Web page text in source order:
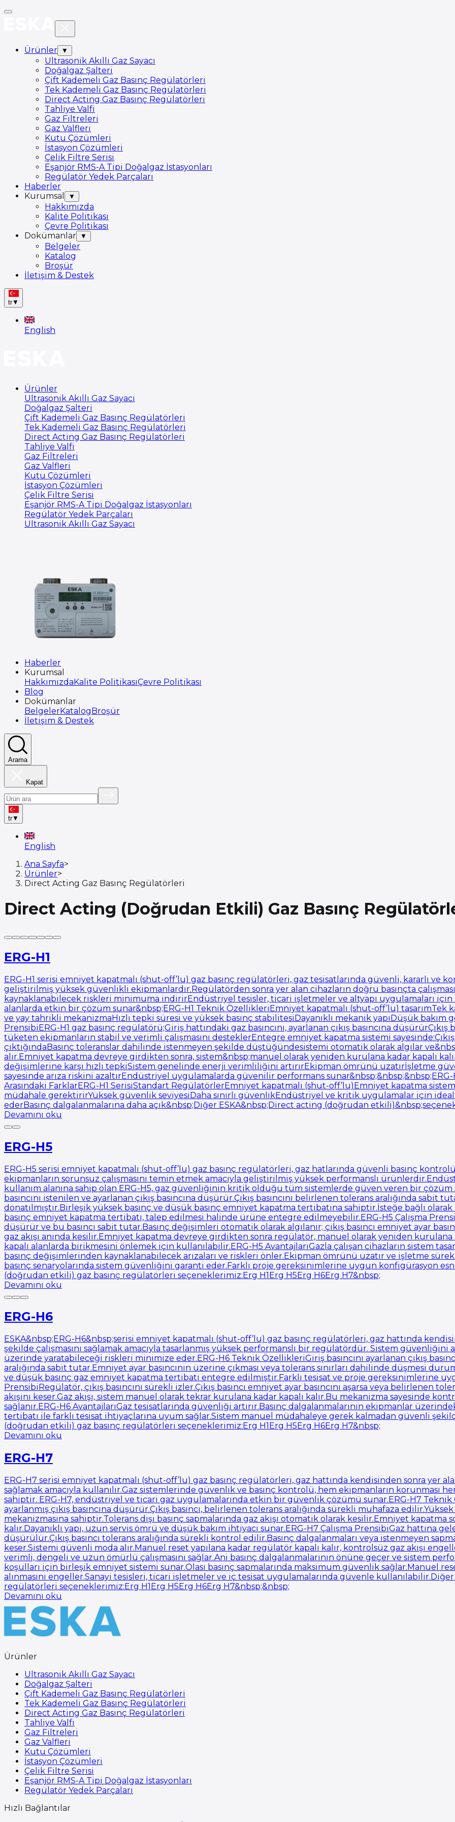
Ürünler ▼
Ultrasonik Akıllı Gaz Sayacı
Doğalgaz Şalteri
Çift Kademeli Gaz Basınç Regülatörleri
Tek Kademeli Gaz Basınç Regülatörleri
Direct Acting Gaz Basınç Regülatörleri
Tahliye Valfi
Gaz Filtreleri
Gaz Valfleri
Kutu Çözümleri
İstasyon Çözümleri
Çelik Filtre Serisi
Eşanjör RMS-A Tipi Doğalgaz İstasyonları
Regülatör Yedek Parçaları
Haberler
Kurumsal
▼
Hakkımızda
Kalite Politikası
Çevre Politikası
Dokümanlar
▼
Belgeler
Katalog
Broşür
İletişim & Destek
tr▼
English
Ürünler
Ultrasonik Akıllı Gaz Sayacı
Doğalgaz Şalteri
Çift Kademeli Gaz Basınç Regülatörleri
Tek Kademeli Gaz Basınç Regülatörleri
Direct Acting Gaz Basınç Regülatörleri
Tahliye Valfi
Gaz Filtreleri
Gaz Valfleri
Kutu Çözümleri
İstasyon Çözümleri
Çelik Filtre Serisi
Eşanjör RMS-A Tipi Doğalgaz İstasyonları
Regülatör Yedek Parçaları
Ultrasonik Akıllı Gaz Sayacı
Haberler
Kurumsal
HakkımızdaKalite PolitikasıÇevre Politikası
Blog
Dokümanlar
BelgelerKatalogBroşür
İletişim & Destek
Arama
Kapat
tr▼
English
Ana Sayfa>
Ürünler>
Direct Acting Gaz Basınç Regülatörleri
Direct Acting (Doğrudan Etkili) Gaz Basınç
ERG-H1
ERG-H1 serisi emniyet kapatmalı (shut-off’lu) gaz basınç regülatörleri, gaz tesisatlarında güvenli, kararlı ve
geliştirilmiş yüksek güvenlikli ekipmanlardır.Regülatörden sonra yer alan cihazların doğru basınçta
kaynaklanabilecek riskleri minimuma indirirEndüstriyel tesisler, ticari işletmeler ve altyapı uygulamaları
alanlarda etkin bir çözüm sunar&nbsp;ERG-H1 Teknik ÖzellikleriEmniyet kapatmalı (shut-off’lu) tasarımTek
ve yay tahrikli mekanizmaHızlı tepki süresi ve yüksek basınç stabilitesiDayanıklı mekanik yapıDüşük bakım
PrensibiERG-H1 gaz basınç regülatörü;Giriş hattındaki gaz basıncını, ayarlanan çıkış basıncına
tüketen ekipmanların stabil ve verimli çalışmasını desteklerEntegre emniyet kapatma sistemi
çıktığındaBasınç toleranslar dahilinde istenmeyen şekilde düştüğündesistemi otomatik olarak algılar
alır.Emniyet kapatma devreye girdikten sonra, sistem&nbsp;manuel olarak yeniden kurulana kadar kapalı
değişimlerine karşı hızlı tepkiSistem genelinde enerji verimliliğini artırırEkipman ömrünü uzatırİşletme
sayesinde arıza riskini azaltırEndüstriyel uygulamalarda güvenilir performans
Arasındaki FarklarERG-H1 SerisiStandart RegülatörlerEmniyet kapatmalı (shut-off’lu)Emniyet kapatma
müdahale gerektirirYüksek güvenlik seviyesiDaha sınırlı güvenlikEndüstriyel ve kritik uygulamalar için
ederBasınç dalgalanmalarına daha açık&nbsp;Diğer ESKA&nbsp;Direct acting (doğrudan
Devamını oku
ERG-H5
ERG-H5 serisi emniyet kapatmalı (shut-off’lu) gaz basınç regülatörleri, gaz hatlarında güvenli basınç
ekipmanların sorunsuz çalışmasını temin etmek amacıyla geliştirilmiş yüksek performanslı
kullanım alanına sahip olan ERG-H5, gaz güvenliğinin kritik olduğu tüm sistemlerde güven veren bir
basıncını istenilen ve ayarlanan çıkış basıncına düşürür.Çıkış basıncını belirlenen tolerans aralığında
donatılmıştır.Birleşik yüksek basınç ve düşük basınç emniyet kapatma tertibatına sahiptir.İsteğe bağlı
basınç emniyet kapatma tertibatı, talep edilmesi halinde ürüne entegre edilmeyebilir.ERG-H5 Çalışma
düşürür ve bu basıncı sabit tutar.Basınç değişimleri otomatik olarak algılanır; çıkış basıncı emniyet ayar
gaz akışı anında kesilir.Emniyet kapatma devreye girdikten sonra regülatör, manuel olarak yeniden kurulana
kapalı alanlarda birikmesini önlemek için kullanılabilir.ERG-H5 AvantajlarıGazla çalışan cihazların sistem
basınç değişimlerinden kaynaklanabilecek arızaları ve riskleri önler.Ekipman ömrünü uzatır ve işletme
basınç senaryolarında sistem güvenliğini garanti eder.Farklı proje gereksinimlerine uygun konfigürasyon
(doğrudan etkili) gaz basınç regülatörleri seçeneklerimiz:Erg H1Erg H5Erg H6Erg H7&nbsp;
Devamını oku
ERG-H6
ESKA&nbsp;ERG-H6&nbsp;serisi emniyet kapatmalı (shut-off’lu) gaz basınç regülatörleri, gaz hattında
şekilde çalışmasını sağlamak amacıyla tasarlanmış yüksek performanslı bir regülatördür. Sistem güvenliğini
üzerinde yaratabileceği riskleri minimize eder.ERG-H6 Teknik ÖzellikleriGiriş basıncını ayarlanan çıkış
aralığında sabit tutar.Emniyet ayar basıncının üzerine çıkması veya tolerans sınırları dahilinde düşmesi
ve düşük basınç gaz emniyet kapatma tertibatı entegre edilmiştir.Farklı tesisat ve proje gereksinimlerine
PrensibiRegülatör, çıkış basıncını sürekli izler.Çıkış basıncı emniyet ayar basıncını aşarsa veya belirlenen
akışını keser.Gaz akışı, sistem manuel olarak tekrar kurulana kadar kapalı kalır.Bu mekanizma sayesinde
sağlanır.ERG-H6 AvantajlarıGaz tesisatlarında güvenliği artırır.Basınç dalgalanmalarının ekipmanlar
tertibatı ile farklı tesisat ihtiyaçlarına uyum sağlar.Sistem manuel müdahaleye gerek kalmadan güvenli
(doğrudan etkili) gaz basınç regülatörleri seçeneklerimiz:Erg H1Erg H5Erg H6Erg H7&nbsp;
Devamını oku
ERG-H7
ERG-H7 serisi emniyet kapatmalı (shut-off’lu) gaz basınç regülatörleri, gaz hattında kendisinden sonra yer
sağlamak amacıyla kullanılır.Gaz sistemlerinde güvenlik ve basınç kontrolü, hem ekipmanların korunması
sahiptir. ERG-H7, endüstriyel ve ticari gaz uygulamalarında etkin bir güvenlik çözümü sunar.ERG-H7 Teknik
ayarlanmış çıkış basıncına düşürür.Çıkış basıncı, belirlenen tolerans aralığında sürekli muhafaza
mekanizmasına sahiptir.Tolerans dışı basınç sapmalarında gaz akışı otomatik olarak kesilir.Emniyet kapatma
kalır.Dayanıklı yapı, uzun servis ömrü ve düşük bakım ihtiyacı sunar.ERG-H7 Çalışma PrensibiGaz hattına
düşürülür.Çıkış basıncı tolerans aralığında sürekli kontrol edilir.Basınç dalgalanmaları veya istenmeyen
keser.Sistemi güvenli moda alır.Manuel reset yapılana kadar regülatör kapalı kalır, kontrolsüz gaz akışı
verimli, dengeli ve uzun ömürlü çalışmasını sağlar.Ani basınç dalgalanmalarının önüne geçer ve sistem
koşulları için birleşik emniyet sistemi sunar.Olası basınç sapmalarında maksimum güvenlik sağlar.Manuel
alınmasını engeller.Sanayi tesisleri, ticari işletmeler ve iç tesisat uygulamalarında güvenle
regülatörleri seçeneklerimiz:Erg H1Erg H5Erg H6Erg H7&nbsp;&nbsp;
Devamını oku
Ürünler
Ultrasonik Akıllı Gaz Sayacı
Doğalgaz Şalteri
Çift Kademeli Gaz Basınç Regülatörleri
Tek Kademeli Gaz Basınç Regülatörleri
Direct Acting Gaz Basınç Regülatörleri
Tahliye Valfi
Gaz Filtreleri
Gaz Valfleri
Kutu Çözümleri
İstasyon Çözümleri
Çelik Filtre Serisi
Eşanjör RMS-A Tipi Doğalgaz İstasyonları
Regülatör Yedek Parçaları
Hızlı Bağlantılar